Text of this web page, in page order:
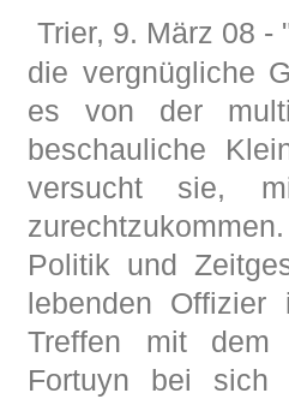
Trier, 9. März 08 -
die vergnügliche
es von der
beschauliche
versucht sie,
Politik und
lebenden
Treffen mit dem
Fortuyn bei sich